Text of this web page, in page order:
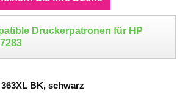
Druckerpatronen für HP
Druckerpatrone 363XL BK, schwarz